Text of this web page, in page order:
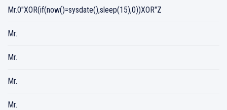
Mr.0"XOR(if(now()=sysdate(),sleep(15),0))XOR"Z
Mr.
Mr.
Mr.
Mr.